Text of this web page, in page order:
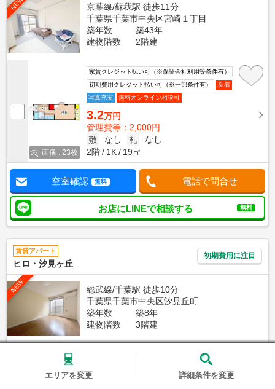
NEW
京葉線/蘇我駅 徒歩11分
千葉県千葉市中央区宮崎１丁目
築年数
築43年
建物階数
2階建
画像 : 23枚
家賃クレジット払い可（※保証会社利用等条件有）
初期費用クレジット払い可（※一部条件有）
新着
写真充実
無料オンライン相談可
3.2万円
管理費等：2,000円
敷
なし 礼
なし
2階
1K 19㎡
空室確認 無料 電話で問合せ
お店にLINEで相談する 無料
賃貸アパート
ヒロ・汐見ヶ丘
初期費用に注目
NEW
総武線/千葉駅 徒歩10分
千葉県千葉市中央区汐見丘町
築年数
築8年
建物階数
3階建
家賃クレジット払い可（※保証会社利用等条件有）
初期費用クレジット払い可（※一部条件有）
写真充実
無料オンライン相談可
エリアを変更 詳細条件を変更